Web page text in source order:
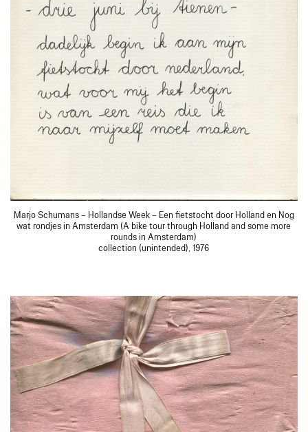
Marjo Schumans – Hollandse Week – Een fietstocht door Holland en Nog
wat rondjes in Amsterdam (A bike tour through Holland and some more
rounds in Amsterdam)
collection (unintended), 1976